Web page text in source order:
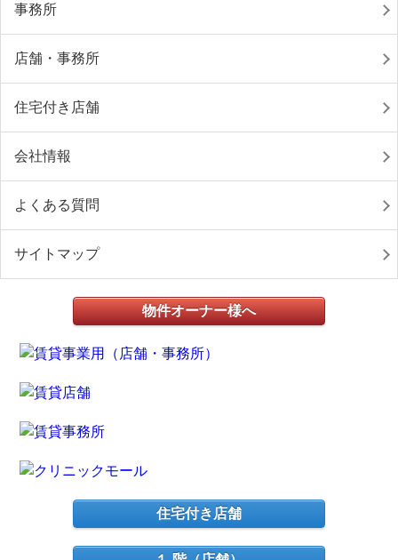
事務所
店舗・事務所
住宅付き店舗
会社情報
よくある質問
サイトマップ
物件オーナー様へ
住宅付き店舗